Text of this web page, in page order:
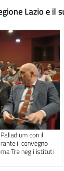
Lazio e il
con il
il convegno
Tre negli istituti